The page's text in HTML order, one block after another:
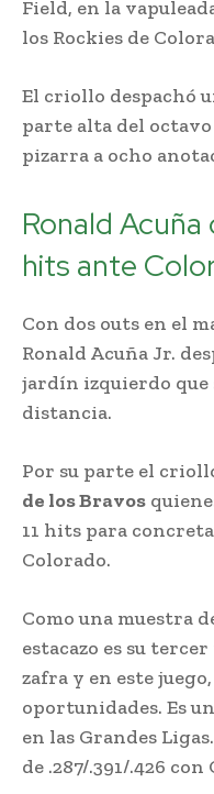
Field, en la
los Rockies de
El criollo despachó
parte alta del
pizarra a ocho
Ronald
hits ante
Con dos outs en el
Ronald Acuña Jr.
jardín izquierdo que
distancia.
Por su parte el
de los Bravos
11 hits para
Colorado.
Como una muestra
estacazo es su
zafra y en este
oportunidades. Es
en las Grandes
de .287/.391/.426 con